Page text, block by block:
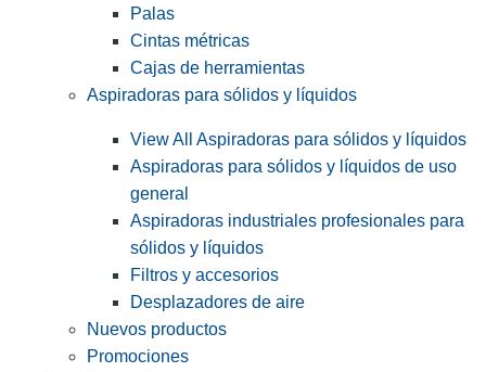
Palas
Cintas métricas
Cajas de herramientas
Aspiradoras para sólidos y líquidos
View All Aspiradoras para sólidos y líquidos
Aspiradoras para sólidos y líquidos de uso
general
Aspiradoras industriales profesionales para
sólidos y líquidos
Filtros y accesorios
Desplazadores de aire
Nuevos productos
Promociones